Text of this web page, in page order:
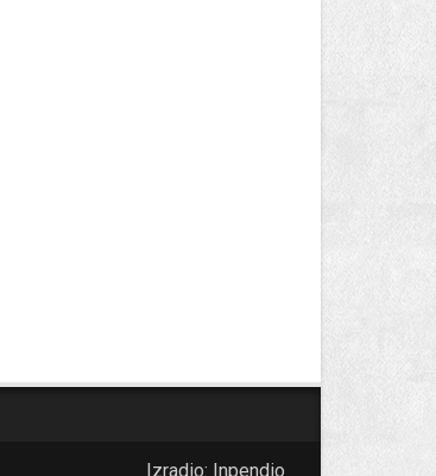
Izradio: Inpendio